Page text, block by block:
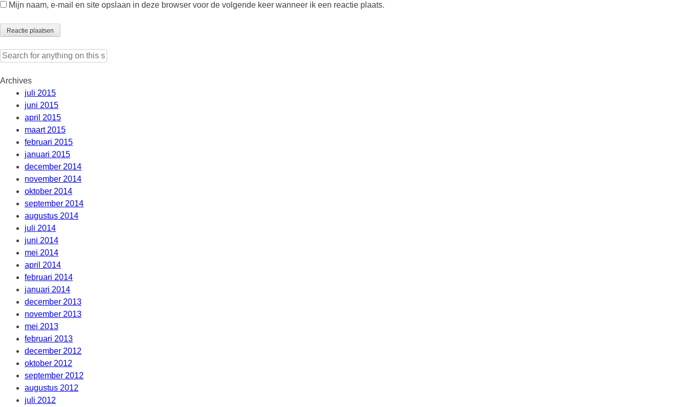
Mijn naam, e-mail en site opslaan in deze browser voor de volgende keer wanneer ik een reactie plaats.
Search
Archives
juli 2015
juni 2015
april 2015
maart 2015
februari 2015
januari 2015
december 2014
november 2014
oktober 2014
september 2014
augustus 2014
juli 2014
juni 2014
mei 2014
april 2014
februari 2014
januari 2014
december 2013
november 2013
mei 2013
februari 2013
december 2012
oktober 2012
september 2012
augustus 2012
juli 2012